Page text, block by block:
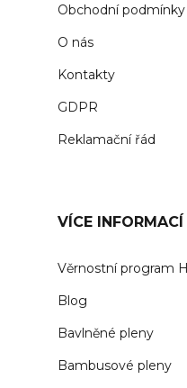
Obchodní podmínky
O nás
Kontakty
GDPR
Reklamační řád
VÍCE INFORMACÍ
Věrnostní program
Blog
Bavlněné pleny
Bambusové pleny